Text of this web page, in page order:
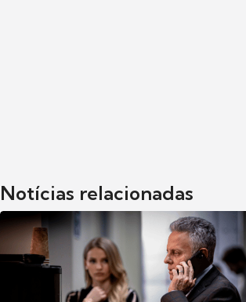
Notícias relacionadas